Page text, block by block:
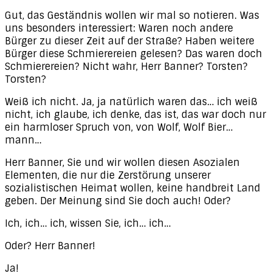
Gut, das Geständnis wollen wir mal so notieren. Was
uns besonders interessiert: Waren noch andere
Bürger zu dieser Zeit auf der Straße? Haben weitere
Bürger diese Schmierereien gelesen? Das waren doch
Schmierereien? Nicht wahr, Herr Banner? Torsten?
Torsten?
Weiß ich nicht. Ja, ja natürlich waren das… ich weiß
nicht, ich glaube, ich denke, das ist, das war doch nur
ein harmloser Spruch von, von Wolf, Wolf Bier…
mann…
Herr Banner, Sie und wir wollen diesen Asozialen
Elementen, die nur die Zerstörung unserer
sozialistischen Heimat wollen, keine handbreit Land
geben. Der Meinung sind Sie doch auch! Oder?
Ich, ich… ich, wissen Sie, ich… ich…
Oder? Herr Banner!
Ja!